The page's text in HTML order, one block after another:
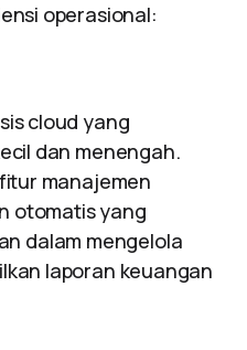
operasional:
cloud yang
dan menengah.
manajemen
otomatis yang
dalam mengelola
laporan keuangan